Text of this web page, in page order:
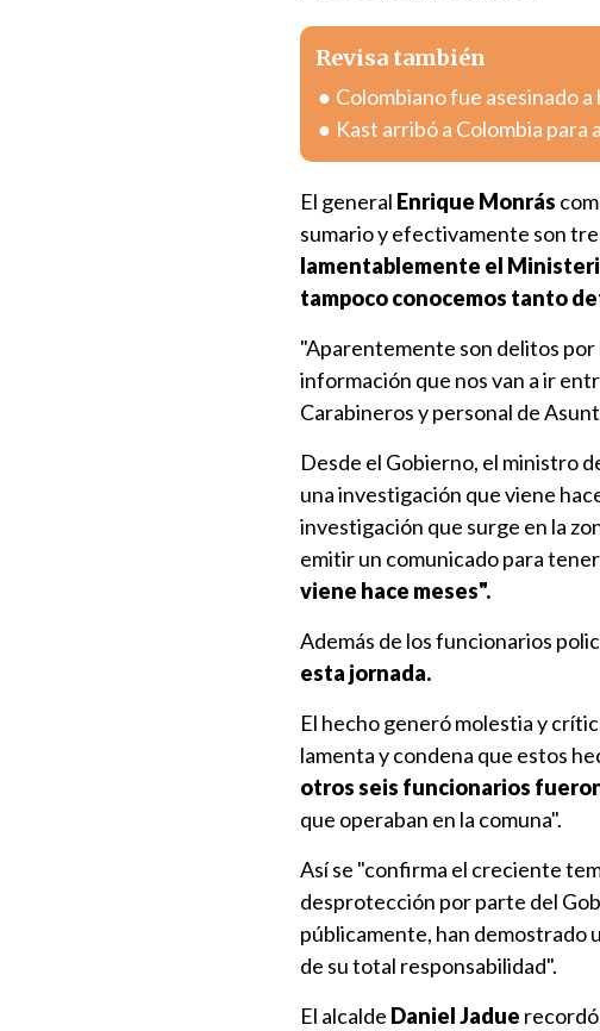
Revisa también
Colombiano fue asesinado
Kast arribó a Colombia para
El general Enrique Monrás
sumario y efectivamente son
lamentablemente el
tampoco conocemos tanto
"Aparentemente son delitos por
información que nos van a ir
Carabineros y personal de
Desde el Gobierno, el ministro
una investigación que viene
investigación que surge en la
emitir un comunicado para
viene hace meses".
Además de los funcionarios
esta jornada.
El hecho generó molestia y
lamenta y condena que estos
otros seis funcionarios
que operaban en la comuna".
Así se "confirma el creciente
desprotección por parte del
públicamente, han demostrado
de su total responsabilidad".
El alcalde Daniel Jadue